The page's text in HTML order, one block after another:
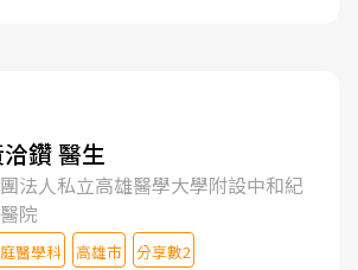
鑽 醫生
法人私立高雄醫學大學附設中和紀
院
醫學科 高雄市 分享數2